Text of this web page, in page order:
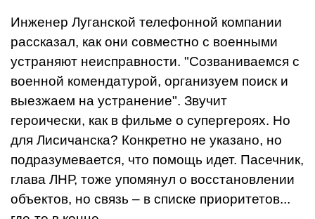
Инженер Луганской телефонной компании
рассказал, как они совместно с военными
устраняют неисправности. "Созваниваемся с
военной комендатурой, организуем поиск и
выезжаем на устранение". Звучит
героически, как в фильме о супергероях. Но
для Лисичанска? Конкретно не указано, но
подразумевается, что помощь идет. Пасечник,
глава ЛНР, тоже упомянул о восстановлении
объектов, но связь – в списке приоритетов...